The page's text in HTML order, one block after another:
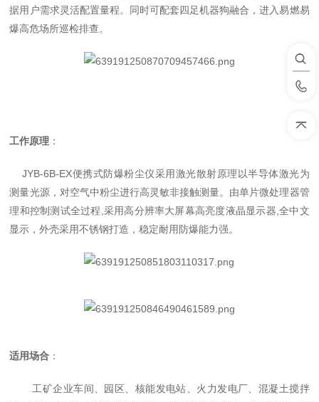
据用户需求灵活配置量程。同时可配套四足机器狗融合，进入易燃易
爆高危场所巡检排查。
工作原理 ：
JYB-6B-EX便携式防爆粉尘仪采用激光散射原理以半导体激光为
测量光源，对空气中粉尘进行高灵敏非接触测量。由单片微处理器管
理和控制测试全过程 采用高分辨率大屏幕高亮度液晶显示器 全中文
显示，外壳采用不锈钢打造，稳定耐用防爆能力强。
适用场合 ：
工矿企业车间、园区、核能发电站、火力发电厂、混凝土搅拌